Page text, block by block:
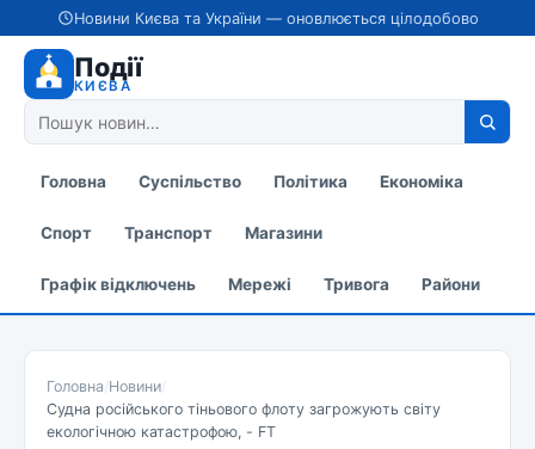
Новини Києва та України — оновлюється цілодобово
Події
КИЄВА
Головна Суспільство Політика Економіка
Спорт Транспорт Магазини
Графік відключень Мережі Тривога Райони
Головна/Новини/
Судна російського тіньового флоту загрожують світу
екологічною катастрофою, - FT